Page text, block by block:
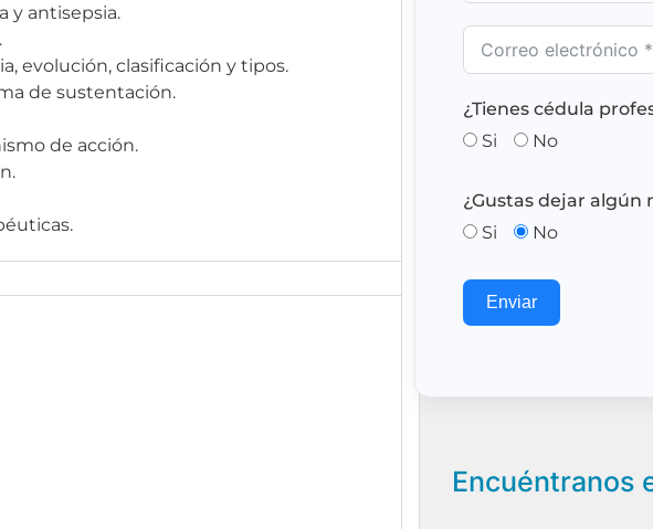
y antisepsia.
evolución, clasificación y tipos.
de sustentación.
de acción.
¿Tienes cédula
Si
No
¿Gustas dejar algún
Si
No
Enviar
Encuéntranos